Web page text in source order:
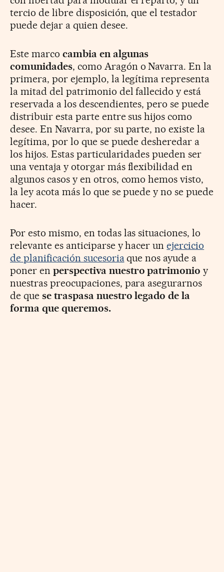
tercio de libre disposición, que el testador
puede dejar a quien desee.
Este marco cambia en algunas
comunidades, como Aragón o Navarra. En la
primera, por ejemplo, la legítima representa
la mitad del patrimonio del fallecido y está
reservada a los descendientes, pero se puede
distribuir esta parte entre sus hijos como
desee. En Navarra, por su parte, no existe la
legítima, por lo que se puede desheredar a
los hijos. Estas particularidades pueden ser
una ventaja y otorgar más flexibilidad en
algunos casos y en otros, como hemos visto,
la ley acota más lo que se puede y no se puede
hacer.
Por esto mismo, en todas las situaciones, lo
relevante es anticiparse y hacer unejercicio
de planificación sucesoriaque nos ayude a
poner en perspectiva nuestro patrimonio y
nuestras preocupaciones, para asegurarnos
de que se traspasa nuestro legado de la
forma que queremos.